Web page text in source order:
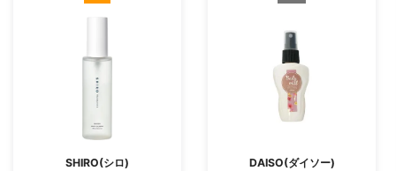
SHIRO(シロ)
DAISO(ダイソー)